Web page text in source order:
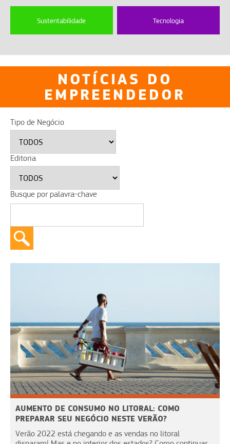
Sustentabilidade Tecnologia
NOTÍCIAS DO
EMPREENDEDOR
Tipo de Negócio
Editoria
Busque por palavra-chave
AUMENTO DE CONSUMO NO LITORAL: COMO
PREPARAR SEU NEGÓCIO NESTE VERÃO?
Verão 2022 está chegando e as vendas no litoral